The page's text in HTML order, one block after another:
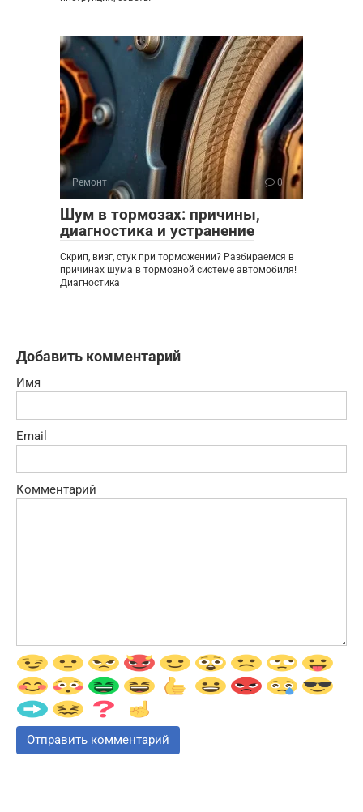
Ремонт 0
Шум в тормозах: причины,
диагностика и устранение
Скрип, визг, стук при торможении? Разбираемся в
причинах шума в тормозной системе автомобиля!
Диагностика
Добавить комментарий
Имя
Email
Комментарий